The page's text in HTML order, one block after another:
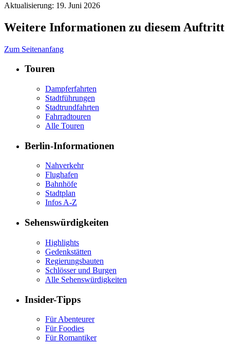
Aktualisierung: 19. Juni 2026
Weitere Informationen zu diesem Auftritt
Zum Seitenanfang
Touren
Dampferfahrten
Stadtführungen
Stadtrundfahrten
Fahrradtouren
Alle Touren
Berlin-Informationen
Nahverkehr
Flughafen
Bahnhöfe
Stadtplan
Infos A-Z
Sehenswürdigkeiten
Highlights
Gedenkstätten
Regierungsbauten
Schlösser und Burgen
Alle Sehenswürdigkeiten
Insider-Tipps
Für Abenteurer
Für Foodies
Für Romantiker